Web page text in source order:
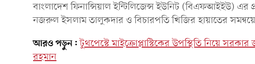
বাংলাদেশ ফিনান্সিয়াল ইন্টিলিজেন্স ইউনিট (বিএফআইইউ) এর
নজরুল ইসলাম তালুকদার ও বিচারপতি খিজির হায়াতের
আরও পড়ুন: টুথপেস্টে মাইক্রোপ্লাস্টিকের উপস্থিতি নিয়ে
রহমান